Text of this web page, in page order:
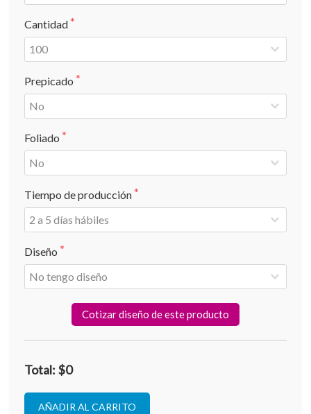
Cantidad
Prepicado
Foliado
Tiempo de producción
Diseño
Cotizar diseño de este producto
Total: $0
AÑADIR AL CARRITO